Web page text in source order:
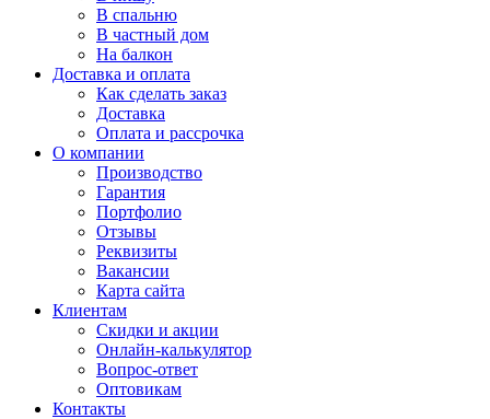
В спальню
В частный дом
На балкон
Доставка и оплата
Как сделать заказ
Доставка
Оплата и рассрочка
О компании
Производство
Гарантия
Портфолио
Отзывы
Реквизиты
Вакансии
Карта сайта
Клиентам
Скидки и акции
Онлайн-калькулятор
Вопрос-ответ
Оптовикам
Контакты